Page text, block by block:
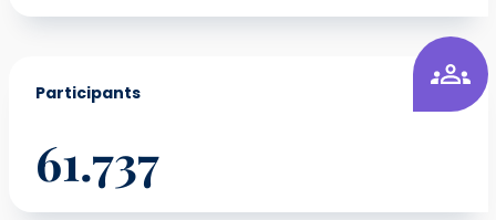
Participants
61.737